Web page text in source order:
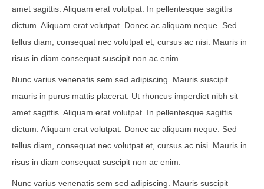
amet sagittis. Aliquam erat volutpat. In pellentesque sagittis
dictum. Aliquam erat volutpat. Donec ac aliquam neque. Sed
tellus diam, consequat nec volutpat et, cursus ac nisi. Mauris in
risus in diam consequat suscipit non ac enim.
Nunc varius venenatis sem sed adipiscing. Mauris suscipit
mauris in purus mattis placerat. Ut rhoncus imperdiet nibh sit
amet sagittis. Aliquam erat volutpat. In pellentesque sagittis
dictum. Aliquam erat volutpat. Donec ac aliquam neque. Sed
tellus diam, consequat nec volutpat et, cursus ac nisi. Mauris in
risus in diam consequat suscipit non ac enim.
Nunc varius venenatis sem sed adipiscing. Mauris suscipit